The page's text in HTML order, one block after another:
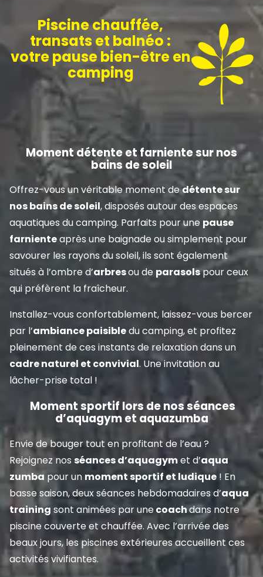
Piscine chauffée,
transats et balnéo :
votre pause bien-être en
camping
Moment détente et farniente sur nos
bains de soleil
Offrez-vous un véritable moment dedétente sur
nos bains de soleil, disposés autour des espaces
aquatiques du camping. Parfaits pour une pause
farnienteaprès une baignade ou simplement pour
savourer les rayons du soleil, ils sont également
situés à l’ombre d’arbresou de parasolspour ceux
qui préfèrent la fraîcheur.
Installez-vous confortablement, laissez-vous bercer
par l’ambiance paisibledu camping, et profitez
pleinement de ces instants de relaxation dans un
cadre naturel et convivial. Une invitation au
lâcher-prise total !
Moment sportif lors de nos séances
d’aquagym et aquazumba
Envie de bouger tout en profitant de l’eau ?
Rejoignez nos séances d’aquagymet d’aqua
zumba pour un moment sportif et ludique ! En
basse saison, deux séances hebdomadaires d’aqua
training sont animées par une coachdans notre
piscine couverte et chauffée. Avec l’arrivée des
beaux jours, les piscines extérieures accueillent ces
activités vivifiantes.